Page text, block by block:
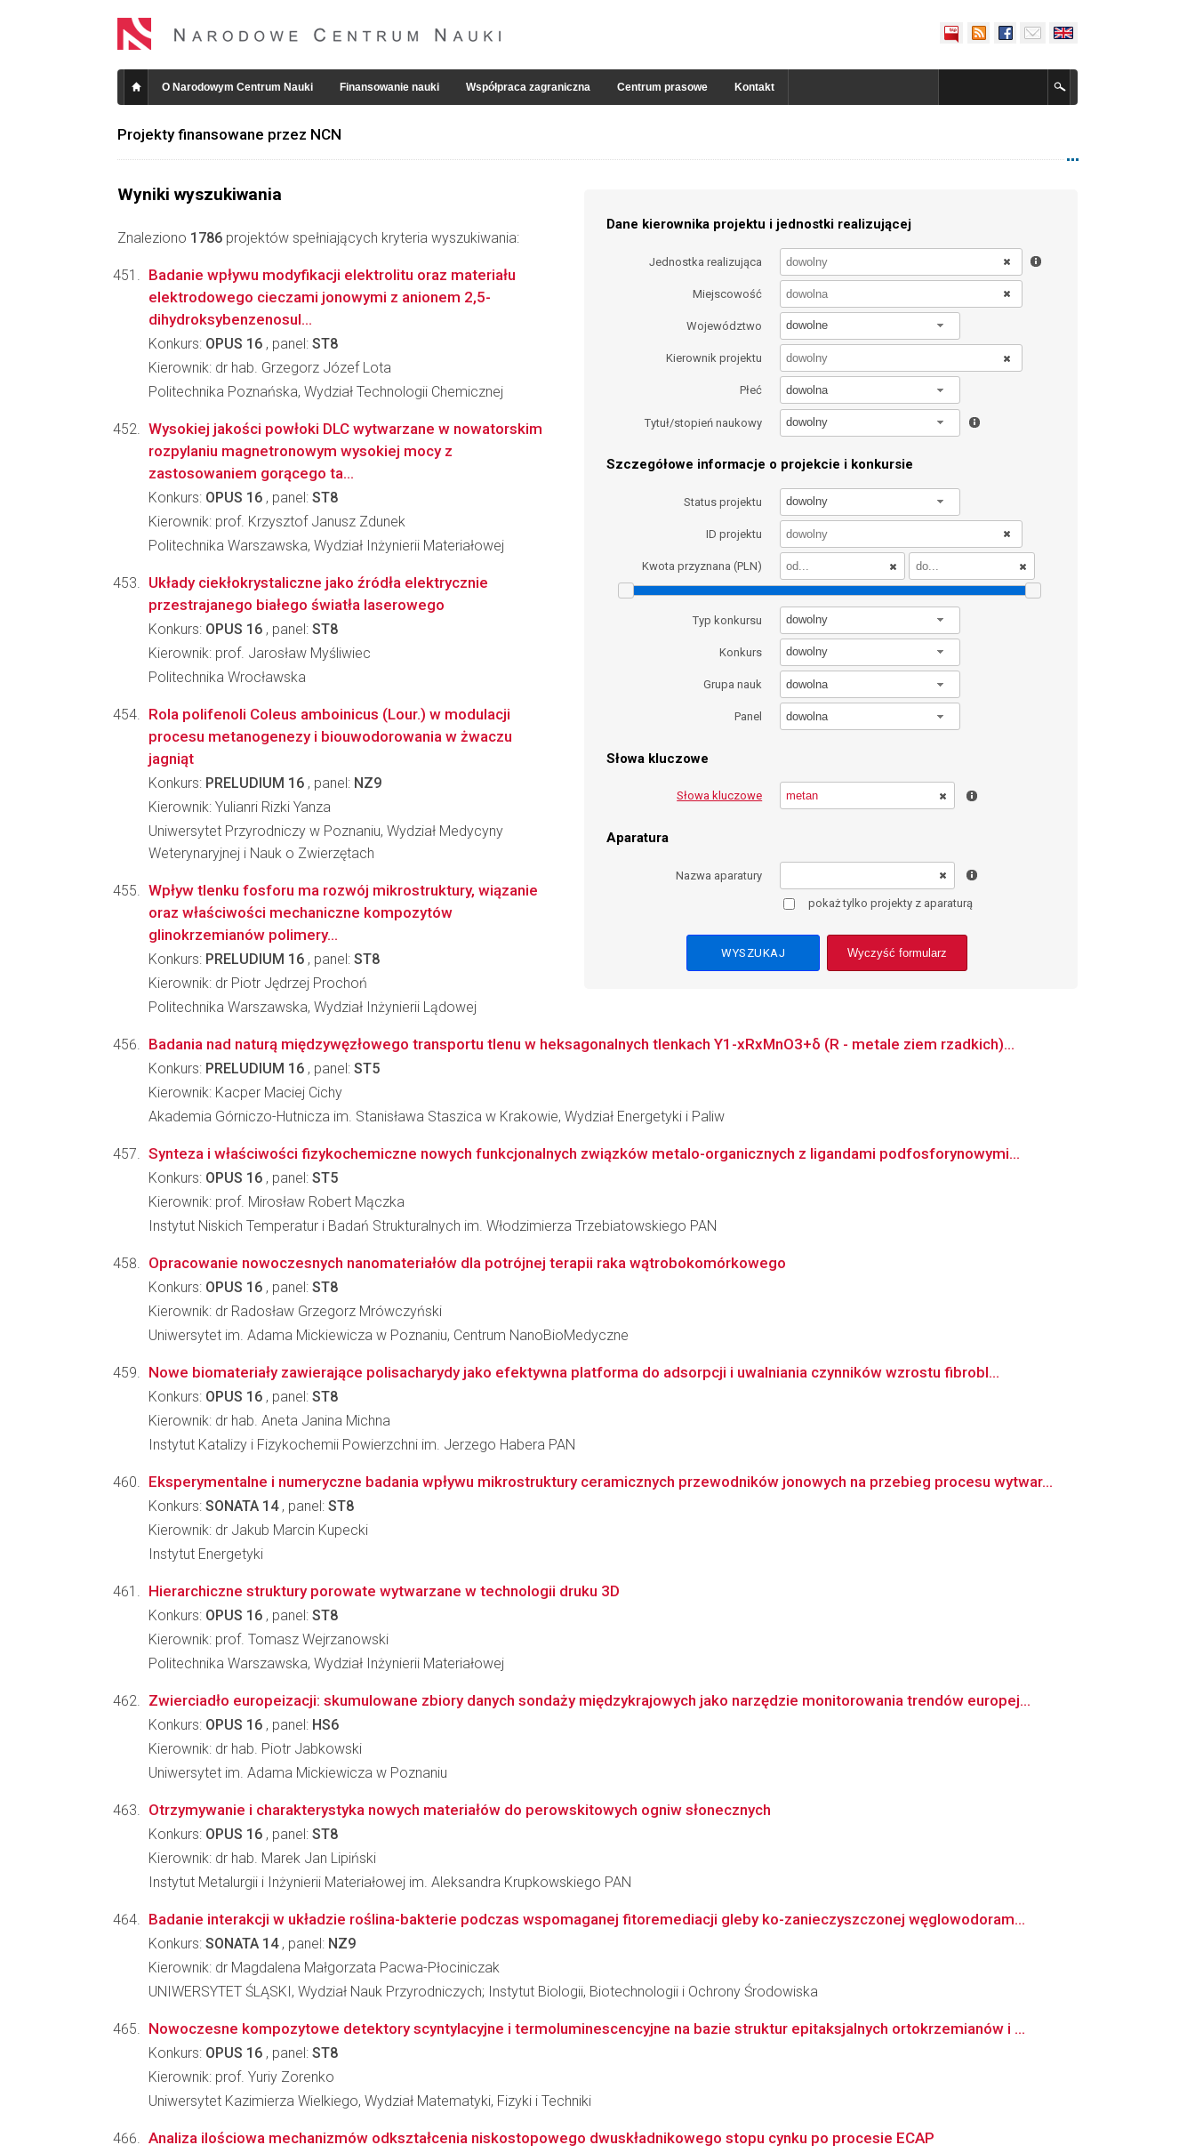
O Narodowym Centrum Nauki Finansowanie nauki Współpraca zagraniczna Centrum prasowe Kontakt
Projekty finansowane przez NCN
Wyniki wyszukiwania
Znaleziono 1786 projektów spełniających kryteria wyszukiwania:
Dane kierownika projektu i jednostki realizującej
Jednostka realizująca
Miejscowość
Województwo dowolne
Kierownik projektu
Płeć dowolna
Tytuł/stopień naukowy dowolny
Szczegółowe informacje o projekcie i konkursie
Status projektu dowolny
ID projektu
Kwota przyznana (PLN)
Typ konkursu dowolny
Konkurs dowolny
Grupa nauk dowolna
Panel dowolna
Słowa kluczowe
Słowa kluczowe
Aparatura
Nazwa aparatury
pokaż tylko projekty z aparaturą
Wyczyść formularz
Badanie wpływu modyfikacji elektrolitu oraz materiału
elektrodowego cieczami jonowymi z anionem 2,5-
dihydroksybenzenosul...
Konkurs: OPUS 16 , panel: ST8
Kierownik: dr hab. Grzegorz Józef Lota
Politechnika Poznańska, Wydział Technologii Chemicznej
Wysokiej jakości powłoki DLC wytwarzane w nowatorskim
rozpylaniu magnetronowym wysokiej mocy z
zastosowaniem gorącego ta...
Konkurs: OPUS 16 , panel: ST8
Kierownik: prof. Krzysztof Janusz Zdunek
Politechnika Warszawska, Wydział Inżynierii Materiałowej
Układy ciekłokrystaliczne jako źródła elektrycznie
przestrajanego białego światła laserowego
Konkurs: OPUS 16 , panel: ST8
Kierownik: prof. Jarosław Myśliwiec
Politechnika Wrocławska
Rola polifenoli Coleus amboinicus (Lour.) w modulacji
procesu metanogenezy i biouwodorowania w żwaczu
jagniąt
Konkurs: PRELUDIUM 16 , panel: NZ9
Kierownik: Yulianri Rizki Yanza
Uniwersytet Przyrodniczy w Poznaniu, Wydział Medycyny
Weterynaryjnej i Nauk o Zwierzętach
Wpływ tlenku fosforu ma rozwój mikrostruktury, wiązanie
oraz właściwości mechaniczne kompozytów
glinokrzemianów polimery...
Konkurs: PRELUDIUM 16 , panel: ST8
Kierownik: dr Piotr Jędrzej Prochoń
Politechnika Warszawska, Wydział Inżynierii Lądowej
Badania nad naturą międzywęzłowego transportu tlenu w heksagonalnych tlenkach Y1-xRxMnO3+δ (R - metale ziem rzadkich)...
Konkurs: PRELUDIUM 16 , panel: ST5
Kierownik: Kacper Maciej Cichy
Akademia Górniczo-Hutnicza im. Stanisława Staszica w Krakowie, Wydział Energetyki i Paliw
Synteza i właściwości fizykochemiczne nowych funkcjonalnych związków metalo-organicznych z ligandami podfosforynowymi...
Konkurs: OPUS 16 , panel: ST5
Kierownik: prof. Mirosław Robert Mączka
Instytut Niskich Temperatur i Badań Strukturalnych im. Włodzimierza Trzebiatowskiego PAN
Opracowanie nowoczesnych nanomateriałów dla potrójnej terapii raka wątrobokomórkowego
Konkurs: OPUS 16 , panel: ST8
Kierownik: dr Radosław Grzegorz Mrówczyński
Uniwersytet im. Adama Mickiewicza w Poznaniu, Centrum NanoBioMedyczne
Nowe biomateriały zawierające polisacharydy jako efektywna platforma do adsorpcji i uwalniania czynników wzrostu fibrobl...
Konkurs: OPUS 16 , panel: ST8
Kierownik: dr hab. Aneta Janina Michna
Instytut Katalizy i Fizykochemii Powierzchni im. Jerzego Habera PAN
Eksperymentalne i numeryczne badania wpływu mikrostruktury ceramicznych przewodników jonowych na przebieg procesu wytwar...
Konkurs: SONATA 14, panel: ST8
Kierownik: dr Jakub Marcin Kupecki
Instytut Energetyki
Hierarchiczne struktury porowate wytwarzane w technologii druku 3D
Konkurs: OPUS 16 , panel: ST8
Kierownik: prof. Tomasz Wejrzanowski
Politechnika Warszawska, Wydział Inżynierii Materiałowej
Zwierciadło europeizacji: skumulowane zbiory danych sondaży międzykrajowych jako narzędzie monitorowania trendów europej...
Konkurs: OPUS 16 , panel: HS6
Kierownik: dr hab. Piotr Jabkowski
Uniwersytet im. Adama Mickiewicza w Poznaniu
Otrzymywanie i charakterystyka nowych materiałów do perowskitowych ogniw słonecznych
Konkurs: OPUS 16 , panel: ST8
Kierownik: dr hab. Marek Jan Lipiński
Instytut Metalurgii i Inżynierii Materiałowej im. Aleksandra Krupkowskiego PAN
Badanie interakcji w układzie roślina-bakterie podczas wspomaganej fitoremediacji gleby ko-zanieczyszczonej węglowodoram...
Konkurs: SONATA 14, panel: NZ9
Kierownik: dr Magdalena Małgorzata Pacwa-Płociniczak
UNIWERSYTET ŚLĄSKI, Wydział Nauk Przyrodniczych; Instytut Biologii, Biotechnologii i Ochrony Środowiska
Nowoczesne kompozytowe detektory scyntylacyjne i termoluminescencyjne na bazie struktur epitaksjalnych ortokrzemianów i ...
Konkurs: OPUS 16 , panel: ST8
Kierownik: prof. Yuriy Zorenko
Uniwersytet Kazimierza Wielkiego, Wydział Matematyki, Fizyki i Techniki
Analiza ilościowa mechanizmów odkształcenia niskostopowego dwuskładnikowego stopu cynku po procesie ECAP